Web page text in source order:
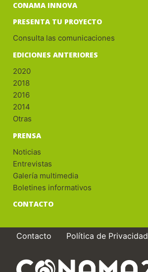
CONAMA INNOVA
PRESENTA TU PROYECTO
Consulta las comunicaciones
EDICIONES ANTERIORES
2020
2018
2016
2014
Otras
PRENSA
Noticias
Entrevistas
Galería multimedia
Boletines informativos
CONTACTO
Contacto Política de Privacidad